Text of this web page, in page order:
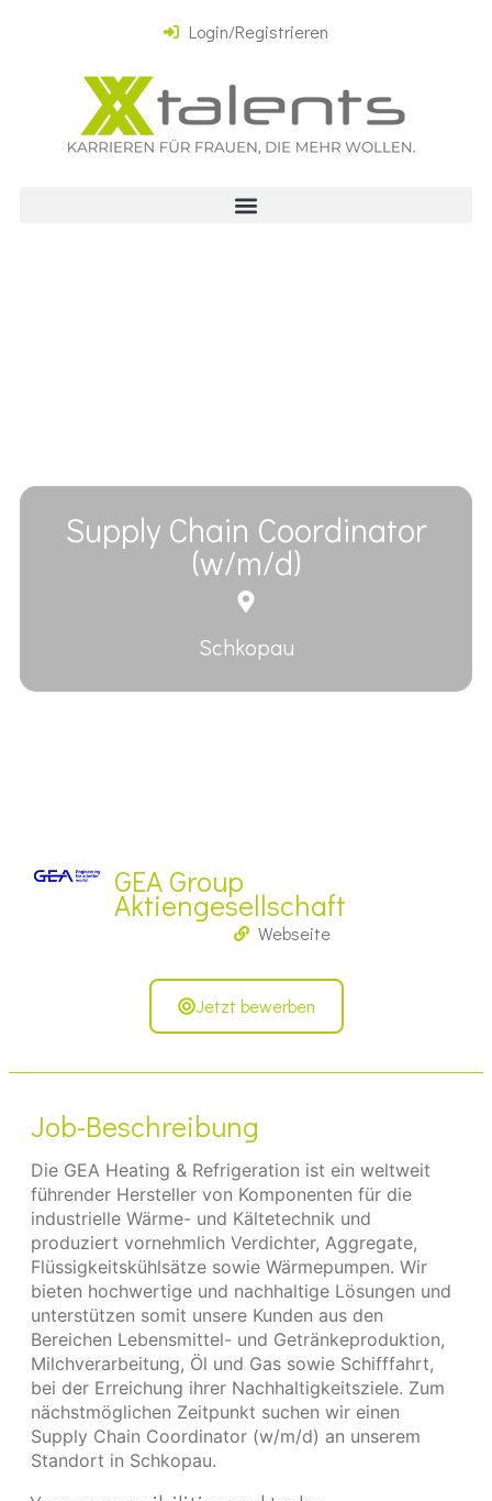
Login/Registrieren
Supply Chain Coordinator
(w/m/d)
Schkopau
GEA Group
Aktiengesellschaft
Webseite
Jetzt bewerben
Job-Beschreibung
Die GEA Heating & Refrigeration ist ein weltweit
führender Hersteller von Komponenten für die
industrielle Wärme- und Kältetechnik und
produziert vornehmlich Verdichter, Aggregate,
Flüssigkeitskühlsätze sowie Wärmepumpen. Wir
bieten hochwertige und nachhaltige Lösungen und
unterstützen somit unsere Kunden aus den
Bereichen Lebensmittel- und Getränkeproduktion,
Milchverarbeitung, Öl und Gas sowie Schifffahrt,
bei der Erreichung ihrer Nachhaltigkeitsziele. Zum
nächstmöglichen Zeitpunkt suchen wir einen
Supply Chain Coordinator (w/m/d) an unserem
Standort in Schkopau.